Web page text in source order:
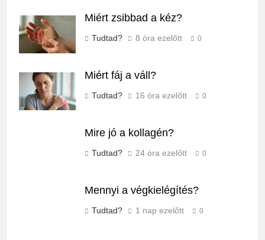
Miért zsibbad a kéz?
Tudtad? 8 óra ezelőtt 0
Miért fáj a váll?
Tudtad? 16 óra ezelőtt 0
Mire jó a kollagén?
Tudtad? 24 óra ezelőtt 0
Mennyi a végkielégítés?
Tudtad? 1 nap ezelőtt 0